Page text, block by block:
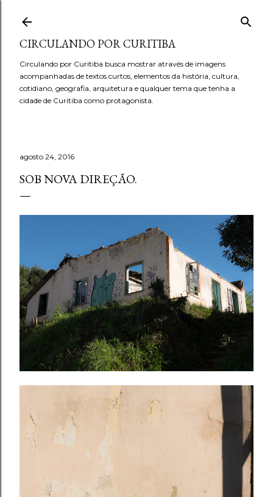
CIRCULANDO POR CURITIBA
Circulando por Curitiba busca mostrar através de imagens
acompanhadas de textos curtos, elementos da história, cultura,
cotidiano, geografia, arquitetura e qualquer tema que tenha a
cidade de Curitiba como protagonista.
agosto 24, 2016
SOB NOVA DIREÇÃO.